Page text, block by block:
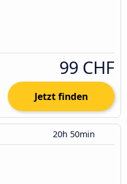
99 CHF
Jetzt finden
20h 50min